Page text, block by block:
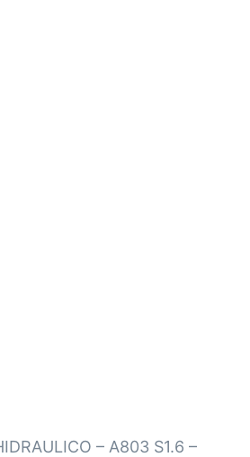
– A803 S1.6 –